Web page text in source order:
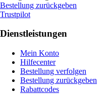
Bestellung zurückgeben
Trustpilot
Dienstleistungen
Mein Konto
Hilfecenter
Bestellung verfolgen
Bestellung zurückgeben
Rabattcodes